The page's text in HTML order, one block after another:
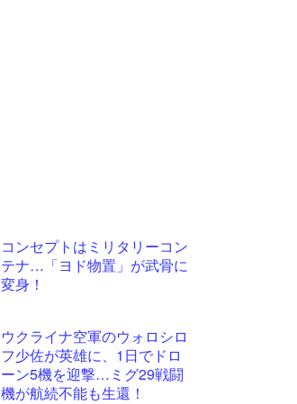
コンセプトはミリタリーコン
テナ…「ヨド物置」が武骨に
変身！
ウクライナ空軍のウォロシロ
フ少佐が英雄に、1日でドロ
ーン5機を迎撃…ミグ29戦闘
機が航続不能も生還！